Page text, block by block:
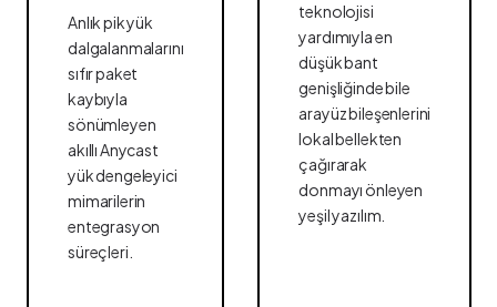
Anlık pik yük
dalgalanmalarını
sıfır paket
kaybıyla
sönümleyen
akıllı Anycast
yük dengeleyici
mimarilerin
entegrasyon
süreçleri.
teknolojisi
yardımıyla en
düşük bant
genişliğinde bile
arayüz bileşenlerini
lokal bellekten
çağırarak
donmayı önleyen
yeşil yazılım.